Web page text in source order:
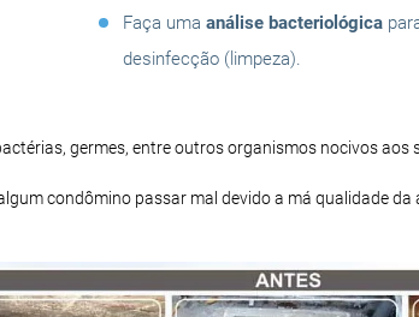
Faça uma análise bacteriológica
desinfecção (limpeza).
germes, entre outros organismos nocivos aos
condômino passar mal devido a má qualidade da